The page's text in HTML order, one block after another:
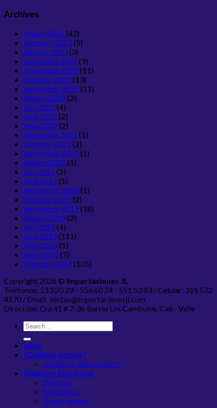
Archives
March 2023(42)
February 2023(5)
January 2023(3)
December 2022 (9)
November 2022 (11)
October 2022 (13)
September 2022 (11)
August 2022 (2)
July 2022 (4)
June 2022 (2)
May 2022 (2)
December 2021 (1)
October 2021 (2)
September 2021 (1)
August 2021 (1)
July 2021 (2)
June 2021 (1)
September 2020(1)
October 2019(2)
September 2019(18)
August 2019(2)
July 2019(4)
June 2019(111)
May 2019(1)
April 2019(7)
February 2019(105)
Copyright 2026 © Importaciones JL
Teléfonos: 513 20 29 - 554 60 24 - 551 53 83 / Celular: 315 572
4570 / Email: ventas@importacionesjl.com
Dirección: Cra 41 # 7-36 Barrio Los Cambulos. Cali - Valle
Inicio
¿Quiénes Somos?
¿Quién es Jaime López?
Aislantes Eléctricos
Barnices
Laminados
Tubo Flexible